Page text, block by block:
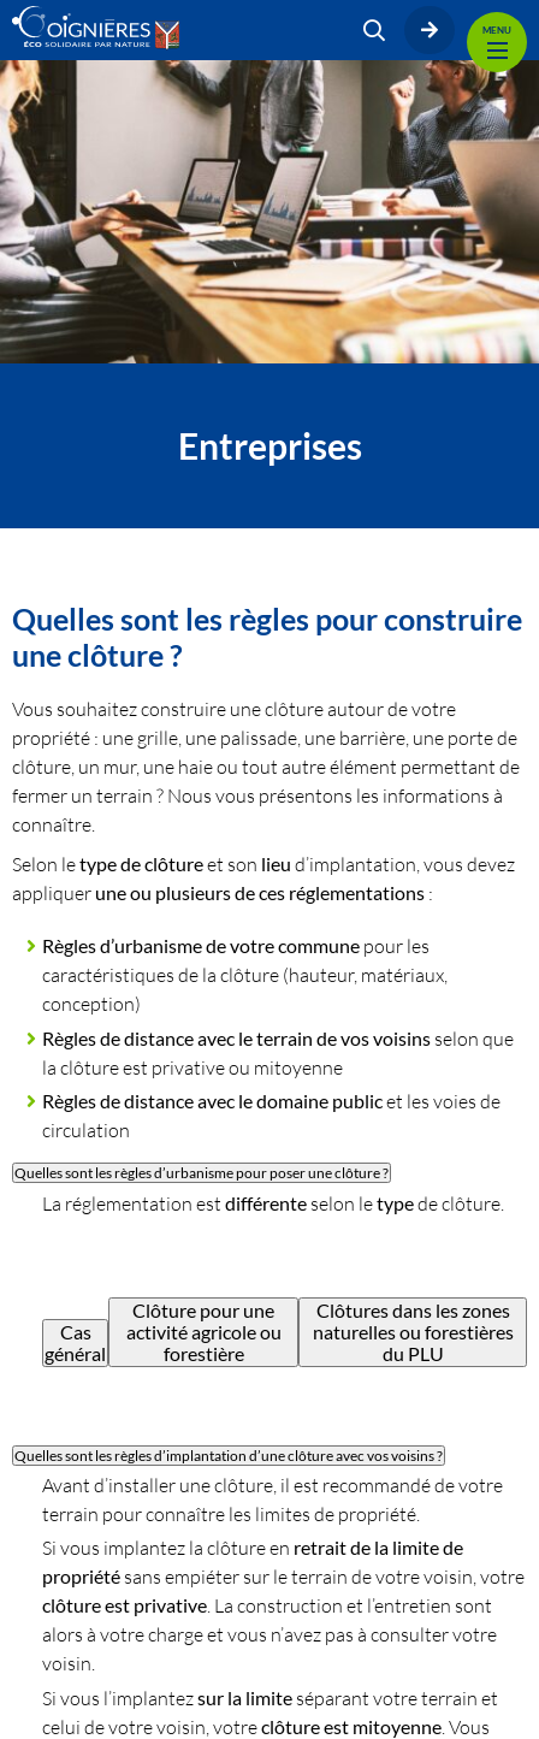
MENU
Entreprises
Quelles sont les règles pour construire
une clôture ?
Vous souhaitez construire une clôture autour de votre
propriété : une grille, une palissade, une barrière, une porte de
clôture, un mur, une haie ou tout autre élément permettant de
fermer un terrain ? Nous vous présentons les informations à
connaître.
Selon letype de clôtureet son lieu d’implantation, vous devez
appliquer une ou plusieurs de ces réglementations :
Règles d’urbanisme de votre commune pour les
caractéristiques de la clôture (hauteur, matériaux,
conception)
Règles de distance avec le terrain de vos voisins selon que
la clôture est privative ou mitoyenne
Règles de distance avec le domaine publicet les voies de
circulation
Quelles sont les règles d’urbanisme pour poser une clôture ?
La réglementation est différente selon letypede clôture.
Cas
général
Clôture pour une
activité agricole ou
forestière
Clôtures dans les zones
naturelles ou forestières
du PLU
Quelles sont les règles d’implantation d’une clôture avec vos voisins ?
Avant d’installer une clôture, il est recommandé de votre
terrain pour connaître les limites de propriété.
Si vous implantez la clôture en retrait de la limite de
propriété sans empiéter sur le terrain de votre voisin, votre
clôture est privative . La construction et l’entretien sont
alors à votre charge et vous n’avez pas à consulter votre
voisin.
Si vous l’implantezsur la limite séparant votre terrain et
celui de votre voisin, votreclôture est mitoyenne . Vous